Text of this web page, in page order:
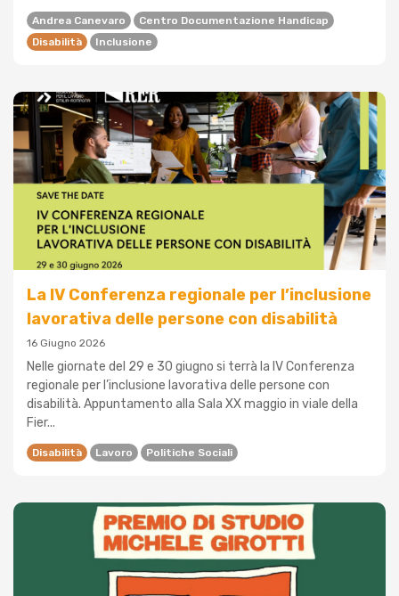
Andrea Canevaro
Centro Documentazione Handicap
Disabilità
Inclusione
La IV Conferenza regionale per l’inclusione
lavorativa delle persone con disabilità
16 Giugno 2026
Nelle giornate del 29 e 30 giugno si terrà la IV Conferenza
regionale per l’inclusione lavorativa delle persone con
disabilità. Appuntamento alla Sala XX maggio in viale della
Fier...
Disabilità Lavoro Politiche Sociali